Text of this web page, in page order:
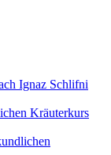
Ignaz Schlifni
Kräuterkurs